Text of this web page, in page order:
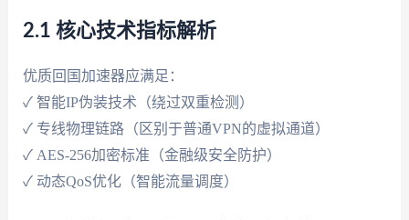
2.1 核心技术指标解析
优质回国加速器应满足：
✓ 智能IP伪装技术（绕过双重检测）
✓ 专线物理链路（区别于普通VPN的虚拟通道）
✓ AES-256加密标准（金融级安全防护）
✓ 动态QoS优化（智能流量调度）